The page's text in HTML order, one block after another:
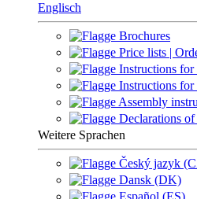
Englisch
Brochures
Price lists |
Instructions for
Instructions
Assembly
Declarations
Weitere Sprachen
Český jazyk
Dansk (DK)
Español (ES)